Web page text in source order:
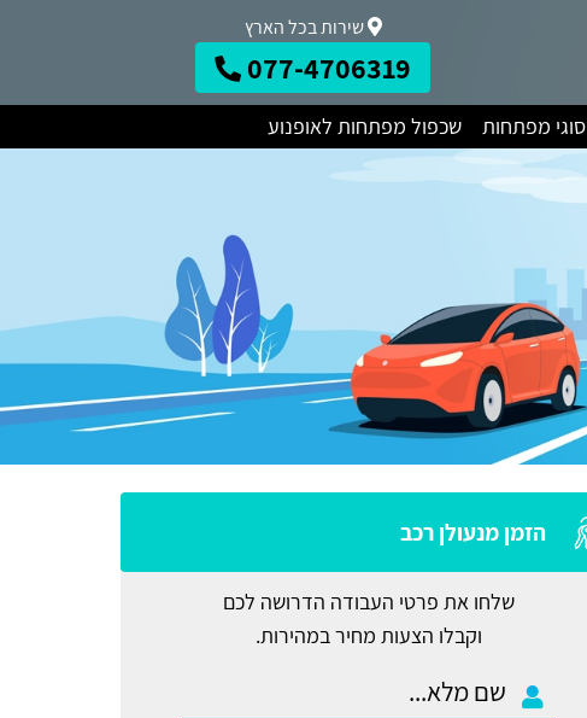
שירות בכל הארץ
077-4706319
סוגי מפתחות שכפול מפתחות לאופנוע
הזמן מנעולן רכב
שלחו את פרטי העבודה הדרושה לכם
וקבלו הצעות מחיר במהירות.